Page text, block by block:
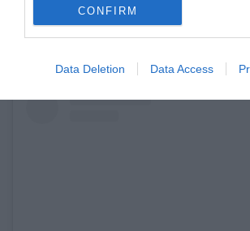
CONFIRM
Data Deletion Data Access